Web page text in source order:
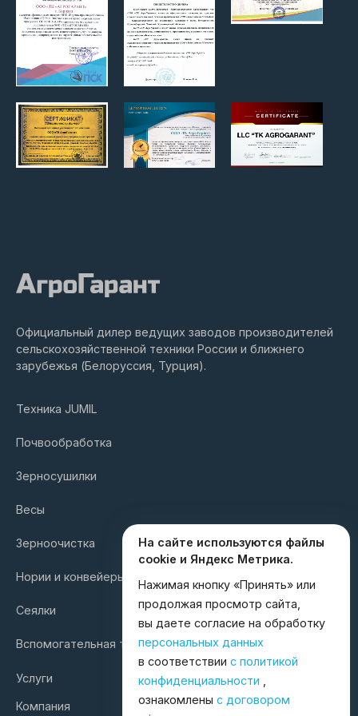
Официальный дилер ведущих заводов производителей
сельскохозяйственной техники России и ближнего
зарубежья (Белоруссия, Турция).
Техника JUMIL
Почвообработка
Зерносушилки
Весы
Зерноочистка
Нории и конвейеры
Сеялки
Вспомогательная техника
Услуги
Компания
На сайте используются файлы
cookie и Яндекс Метрика.
Нажимая кнопку «Принять» или
продолжая просмотр сайта,
вы даете согласие на обработку
персональных данных
в соответствии с политикой
конфиденциальности
ознакомлены с договором